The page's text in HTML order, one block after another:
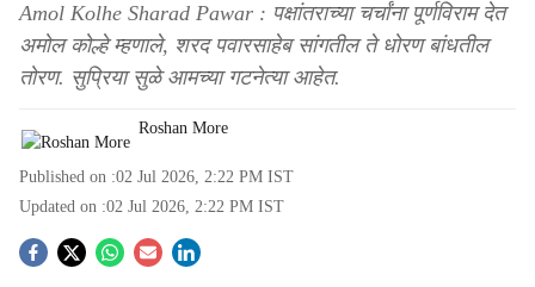
Amol Kolhe Sharad Pawar : पक्षांतराच्या चर्चांना पूर्णविराम देत
अमोल कोल्हे म्हणाले, शरद पवारसाहेब सांगतील ते धोरण बांधतील
तोरण. सुप्रिया सुळे आमच्या गटनेत्या आहेत.
Roshan More
Published on :02 Jul 2026, 2:22 PM IST
Updated on :02 Jul 2026, 2:22 PM IST
S